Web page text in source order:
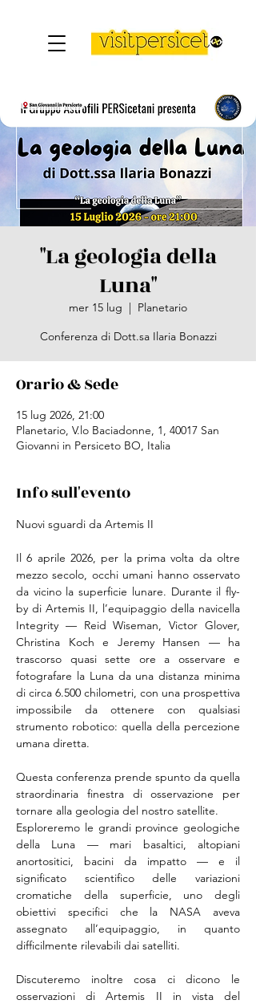
"La geologia della
Luna"
mer 15 lug
  |
Planetario
Conferenza di Dott.sa Ilaria Bonazzi
Orario & Sede
15 lug 2026, 21:00
Planetario, V.lo Baciadonne, 1, 40017 San
Giovanni in Persiceto BO, Italia
Info sull'evento
Nuovi sguardi da Artemis II
Il 6 aprile 2026, per la prima volta da oltre
mezzo secolo, occhi umani hanno osservato
da vicino la superficie lunare. Durante il fly-
by di Artemis II, l’equipaggio della navicella
Integrity — Reid Wiseman, Victor Glover,
Christina Koch e Jeremy Hansen — ha
trascorso quasi sette ore a osservare e
fotografare la Luna da una distanza minima
di circa 6.500 chilometri, con una prospettiva
impossibile da ottenere con qualsiasi
strumento robotico: quella della percezione
umana diretta.
Questa conferenza prende spunto da quella
straordinaria finestra di osservazione per
tornare alla geologia del nostro satellite.
Esploreremo le grandi province geologiche
della Luna — mari basaltici, altopiani
anortositici, bacini da impatto — e il
significato scientifico delle variazioni
cromatiche della superficie, uno degli
obiettivi specifici che la NASA aveva
assegnato all’equipaggio, in quanto
difficilmente rilevabili dai satelliti.
Discuteremo inoltre cosa ci dicono le
osservazioni di Artemis II in vista del